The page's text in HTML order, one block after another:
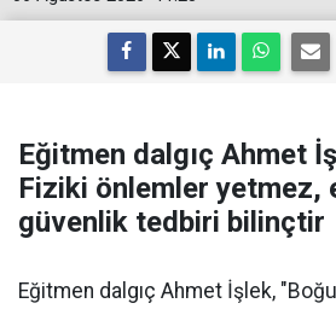
Eğitmen dalgıç Ahmet
Fiziki önlemler yetmez,
güvenlik tedbiri bilinçtir
Eğitmen dalgıç Ahmet İşlek,